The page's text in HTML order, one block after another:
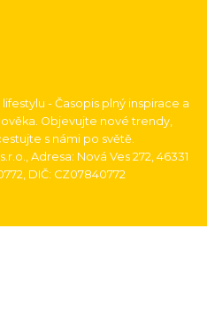
- Časopis plný inspirace a
Objevujte nové trendy,
s námi po světě.
Adresa: Nová Ves 272, 46331
DIČ: CZ07840772